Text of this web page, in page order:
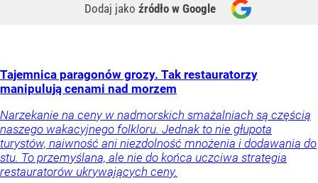
Dodaj jako źródło w Google
Tajemnica paragonów grozy. Tak restauratorzy
manipulują cenami nad morzem
Narzekanie na ceny w nadmorskich smażalniach są częścią
naszego wakacyjnego folkloru. Jednak to nie głupota
turystów, naiwność ani niezdolność mnożenia i dodawania do
stu. To przemyślana, ale nie do końca uczciwa strategia
restauratorów ukrywających ceny.